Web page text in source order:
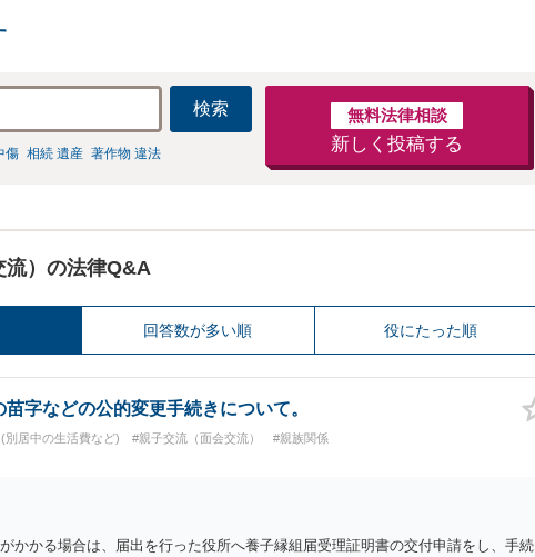
検索
傷 相続 遺産 著作物 違法
無料法律相談
新しく投稿する
流）の法律Q&A
回答数が多い順 役にたった順
字などの公的変更手続きについて。
別居中の生活費など) #親子交流（面会交流） #親族関係
かかる場合は、届出を行った役所へ養子縁組届受理証明書の交付申請をし、手続